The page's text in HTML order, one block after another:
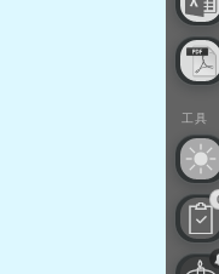
工具